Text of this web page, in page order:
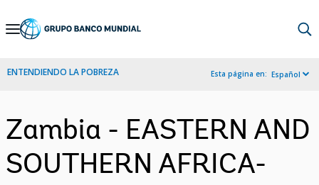
Skip
Navigation
ENTENDIENDO LA POBREZA Esta página en: Español
Zambia - EASTERN AND
SOUTHERN AFRICA-